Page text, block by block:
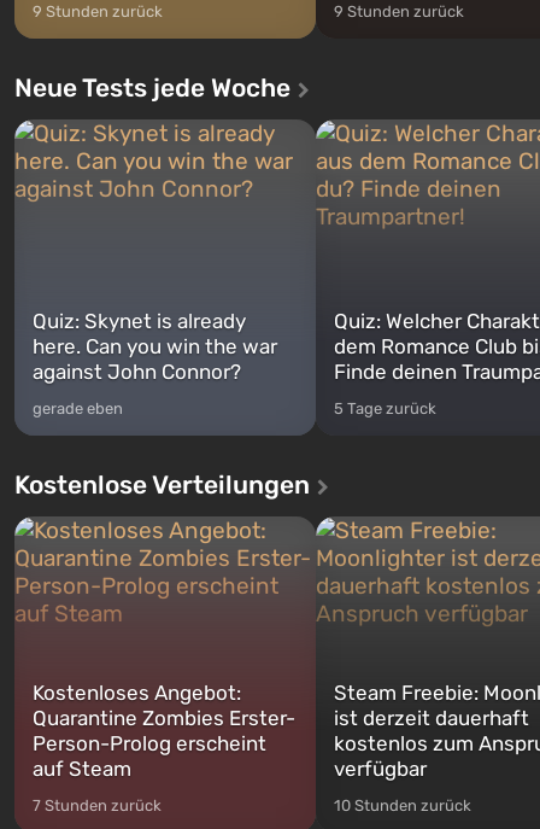
9 Stunden zurück 9 Stunden zurück
Neue Tests jede Woche
Quiz: Skynet is already
here. Can you win the war
against John Connor?
gerade eben
Quiz: Welcher
dem Romance Club
Finde deinen
5 Tage zurück
Kostenlose Verteilungen
Kostenloses Angebot:
Quarantine Zombies Erster-
Person-Prolog erscheint
auf Steam
7 Stunden zurück
Steam Freebie:
ist derzeit dauerhaft
kostenlos zum
verfügbar
10 Stunden zurück